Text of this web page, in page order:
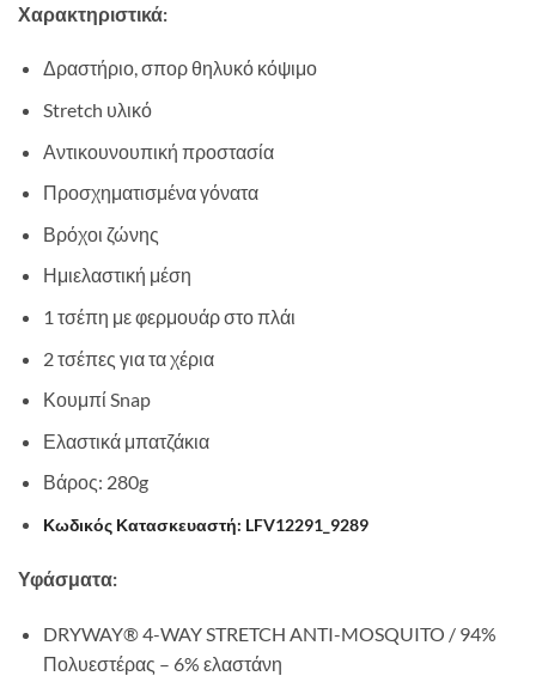
Χαρακτηριστικά:
Δραστήριο, σπορ θηλυκό κόψιμο
Stretch υλικό
Αντικουνουπική προστασία
Προσχηματισμένα γόνατα
Βρόχοι ζώνης
Ημιελαστική μέση
1 τσέπη με φερμουάρ στο πλάι
2 τσέπες για τα χέρια
Κουμπί Snap
Ελαστικά μπατζάκια
Βάρος: 280g
Κωδικός Κατασκευαστή: LFV12291_9289
Υφάσματα:
DRYWAY® 4-WAY STRETCH ANTI-MOSQUITO / 94%
Πολυεστέρας – 6% ελαστάνη